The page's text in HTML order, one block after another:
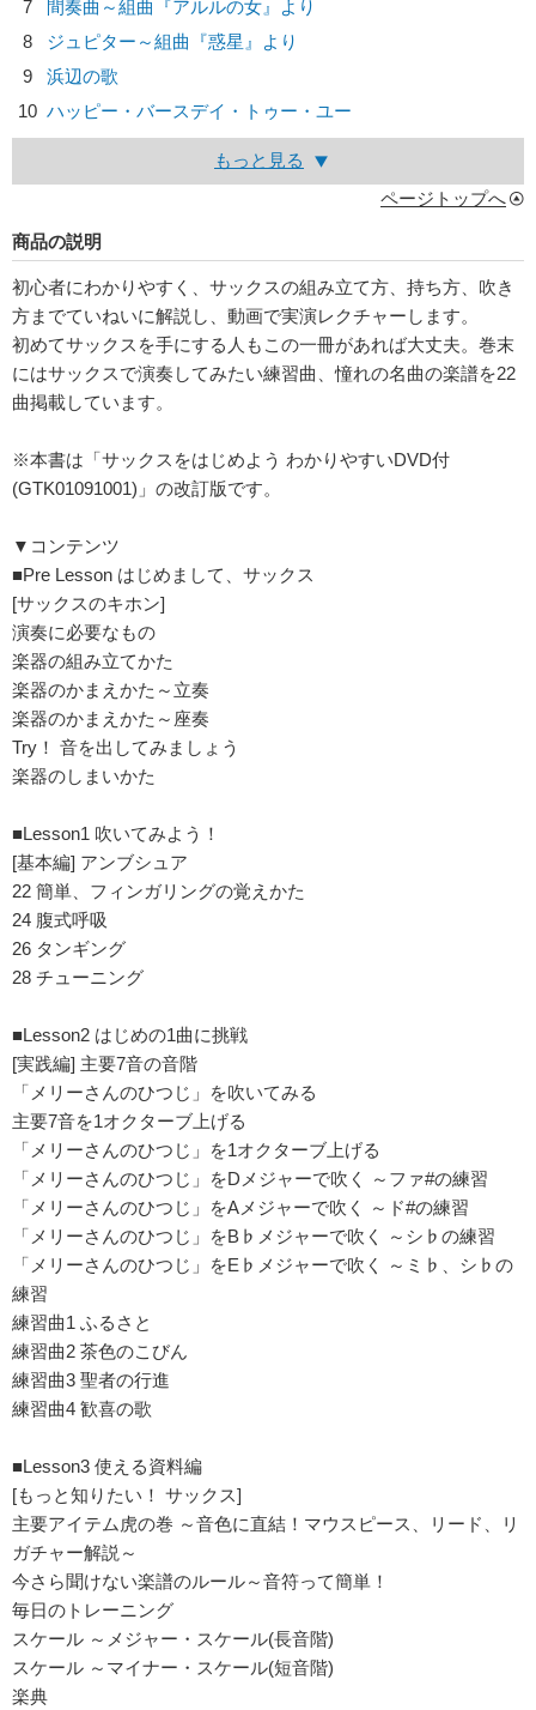
7
間奏曲～組曲『アルルの女』より
8
ジュピター～組曲『惑星』より
9
浜辺の歌
10 ハッピー・バースデイ・トゥー・ユー
もっと見る
ページトップへ
商品の説明
初心者にわかりやすく、サックスの組み立て方、持ち方、吹き
方までていねいに解説し、動画で実演レクチャーします。
初めてサックスを手にする人もこの一冊があれば大丈夫。巻末
にはサックスで演奏してみたい練習曲、憧れの名曲の楽譜を22
曲掲載しています。
※本書は「サックスをはじめよう わかりやすいDVD付
(GTK01091001)」の改訂版です。
▼コンテンツ
■Pre Lesson はじめまして、サックス
[サックスのキホン]
演奏に必要なもの
楽器の組み立てかた
楽器のかまえかた～立奏
楽器のかまえかた～座奏
Try！ 音を出してみましょう
楽器のしまいかた
■Lesson1 吹いてみよう！
[基本編] アンブシュア
22 簡単、フィンガリングの覚えかた
24 腹式呼吸
26 タンギング
28 チューニング
■Lesson2 はじめの1曲に挑戦
[実践編] 主要7音の音階
「メリーさんのひつじ」を吹いてみる
主要7音を1オクターブ上げる
「メリーさんのひつじ」を1オクターブ上げる
「メリーさんのひつじ」をDメジャーで吹く ～ファ#の練習
「メリーさんのひつじ」をAメジャーで吹く ～ド#の練習
「メリーさんのひつじ」をB♭メジャーで吹く ～シ♭の練習
「メリーさんのひつじ」をE♭メジャーで吹く ～ミ♭、シ♭の
練習
練習曲1 ふるさと
練習曲2 茶色のこびん
練習曲3 聖者の行進
練習曲4 歓喜の歌
■Lesson3 使える資料編
[もっと知りたい！ サックス]
主要アイテム虎の巻 ～音色に直結！マウスピース、リード、リ
ガチャー解説～
今さら聞けない楽譜のルール～音符って簡単！
毎日のトレーニング
スケール ～メジャー・スケール(長音階)
スケール ～マイナー・スケール(短音階)
楽典